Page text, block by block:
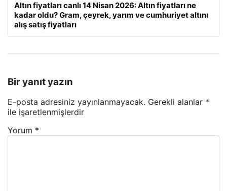
Altın fiyatları canlı 14 Nisan 2026: Altın fiyatları ne
kadar oldu? Gram, çeyrek, yarım ve cumhuriyet altını
alış satış fiyatları
Bir yanıt yazın
E-posta adresiniz yayınlanmayacak. Gerekli alanlar *
ile işaretlenmişlerdir
Yorum *